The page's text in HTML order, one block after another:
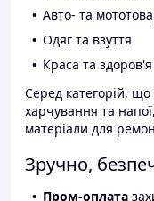
Авто- та
Одяг та взуття
Краса та здоров'я
Серед категорій,
харчування та
матеріали для
Зручно,
Пром-оплата